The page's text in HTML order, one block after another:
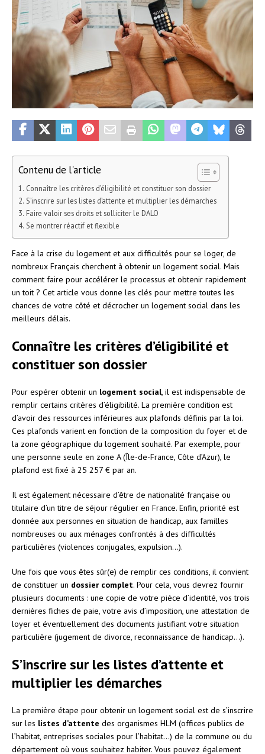
Contenu de l'article
Connaître les critères d’éligibilité et constituer son dossier
S’inscrire sur les listes d’attente et multiplier les démarches
Faire valoir ses droits et solliciter le DALO
Se montrer réactif et flexible
Face à la crise du logement et aux difficultés pour se loger, de
nombreux Français cherchent à obtenir un logement social. Mais
comment faire pour accélérer le processus et obtenir rapidement
un toit ? Cet article vous donne les clés pour mettre toutes les
chances de votre côté et décrocher un logement social dans les
meilleurs délais.
Connaître les critères d’éligibilité et
constituer son dossier
Pour espérer obtenir un logement social, il est indispensable de
remplir certains critères d’éligibilité. La première condition est
d’avoir des ressources inférieures aux plafonds définis par la loi.
Ces plafonds varient en fonction de la composition du foyer et de
la zone géographique du logement souhaité. Par exemple, pour
une personne seule en zone A (Île-de-France, Côte d’Azur), le
plafond est fixé à 25 257 € par an.
Il est également nécessaire d’être de nationalité française ou
titulaire d’un titre de séjour régulier en France. Enfin, priorité est
donnée aux personnes en situation de handicap, aux familles
nombreuses ou aux ménages confrontés à des difficultés
particulières (violences conjugales, expulsion…).
Une fois que vous êtes sûr(e) de remplir ces conditions, il convient
de constituer un dossier complet. Pour cela, vous devrez fournir
plusieurs documents : une copie de votre pièce d’identité, vos trois
dernières fiches de paie, votre avis d’imposition, une attestation de
loyer et éventuellement des documents justifiant votre situation
particulière (jugement de divorce, reconnaissance de handicap…).
S’inscrire sur les listes d’attente et
multiplier les démarches
La première étape pour obtenir un logement social est de s’inscrire
sur les listes d’attente des organismes HLM (offices publics de
l’habitat, entreprises sociales pour l’habitat…) de la commune ou du
département où vous souhaitez habiter. Vous pouvez également